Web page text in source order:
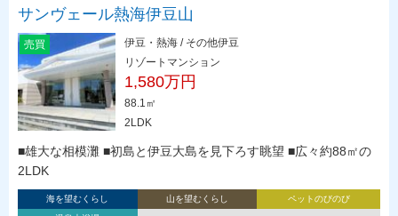
サンヴェール熱海伊豆山
売買
伊豆・熱海 / その他伊豆
リゾートマンション
1,580万円
88.1㎡
2LDK
■雄大な相模灘 ■初島と伊豆大島を見下ろす眺望 ■広々約88㎡の
2LDK
海を望むくらし 山を望むくらし
ペットのびのび